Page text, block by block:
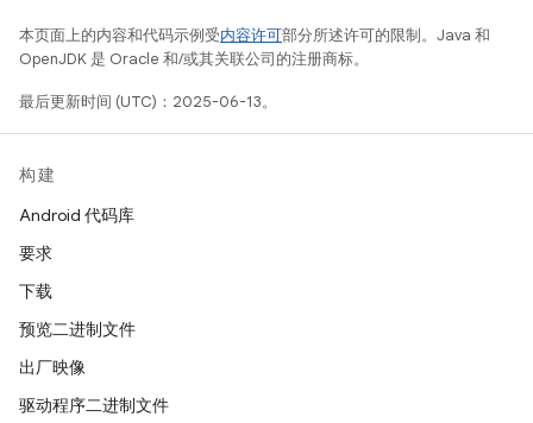
本页面上的内容和代码示例受内容许可部分所述许可的限制。Java 和
OpenJDK 是 Oracle 和/或其关联公司的注册商标。
最后更新时间 (UTC)：2025-06-13。
构建
Android 代码库
要求
下载
预览二进制文件
出厂映像
驱动程序二进制文件